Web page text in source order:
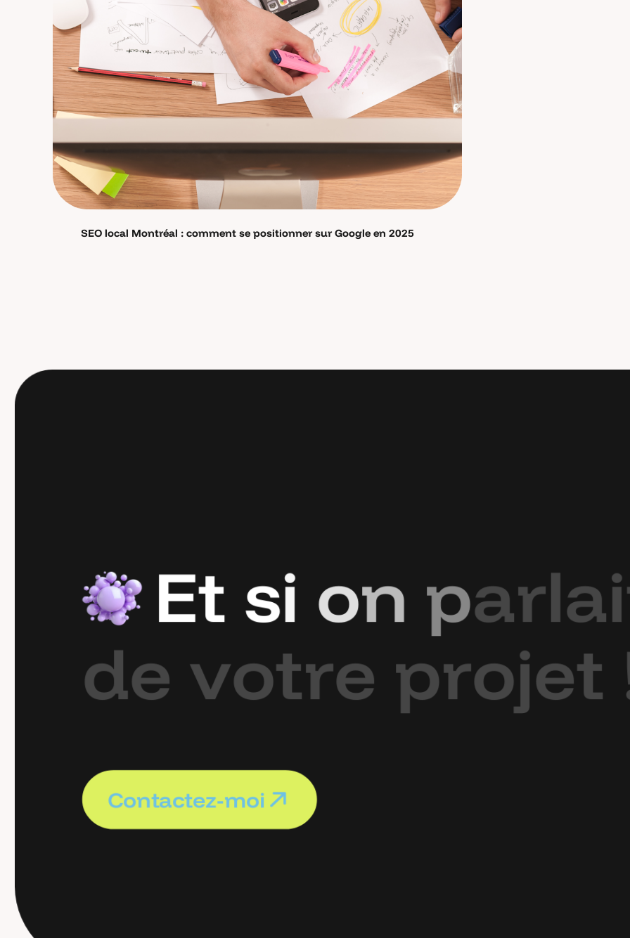
SEO local Montréal : comment se positionner sur Google en 2025
Et si on parlai
de votre projet
Contactez-moi
Contactez-moi